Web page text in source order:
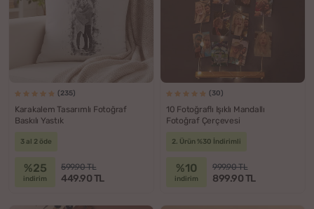
(235)
Karakalem Tasarımlı Fotoğraf
Baskılı Yastık
3 al 2 öde
%25
indirim
599.90 TL
449.90 TL
(30)
10 Fotoğraflı Işıklı Mandallı
Fotoğraf Çerçevesi
2. Ürün %30 İndirimli
%10
indirim
999.90 TL
899.90 TL